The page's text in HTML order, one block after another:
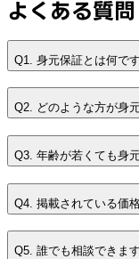
よくある質問
Q1. 身元保証とは何で
Q2. どのような方が身
Q3. 年齢が若くても身
Q4. 掲載されている価
Q5. 誰でも相談できま